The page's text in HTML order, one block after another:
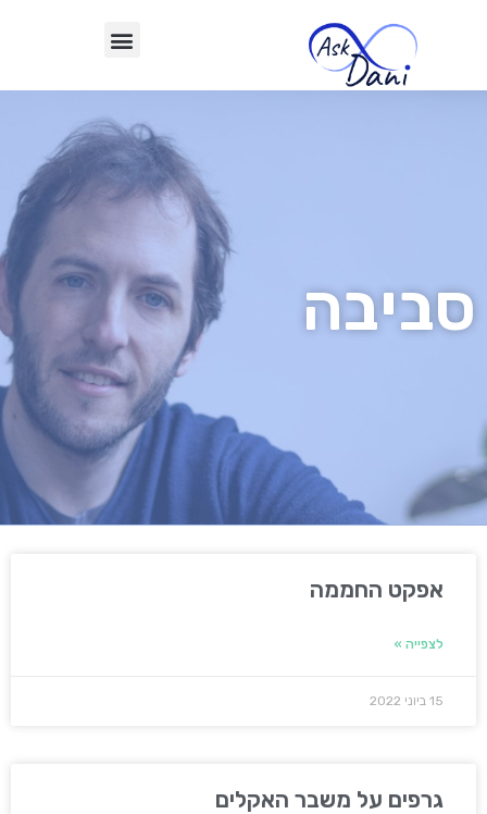
סביבה
אפקט החממה
לצפייה »
15 ביוני 2022
גרפים על משבר האקלים